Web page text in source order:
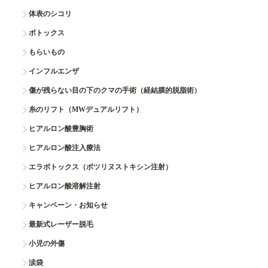
体表のシコリ
ボトックス
もらいもの
インフルエンザ
傷が残らない目の下のクマの手術（経結膜的脱脂術）
糸のリフト（MWデュアルリフト）
ヒアルロン酸豊胸術
ヒアルロン酸注入療法
エラボトックス（ボツリヌストキシン注射）
ヒアルロン酸溶解注射
キャンペーン・お知らせ
最新式レーザー脱毛
小児の外傷
涙袋